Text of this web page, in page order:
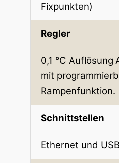
Fixpunkten)
Regler
0,1 °C Auflösung
mit
Rampenfunktion.
Schnittstellen
Ethernet und